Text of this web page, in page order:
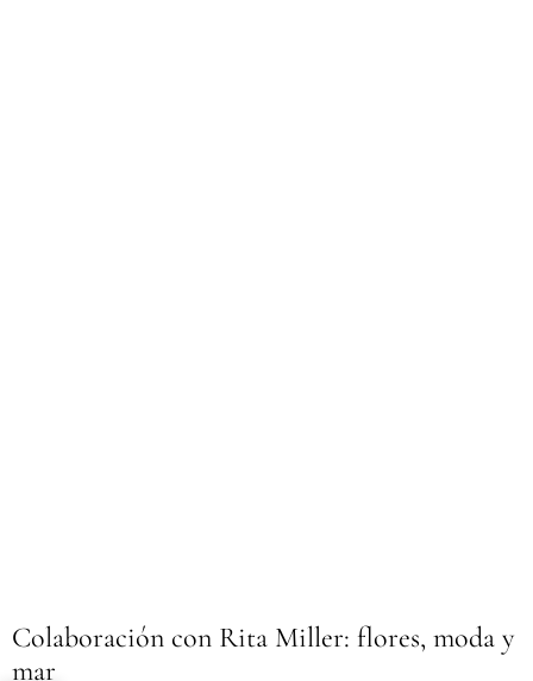
Colaboración con Rita Miller: flores, moda y
mar